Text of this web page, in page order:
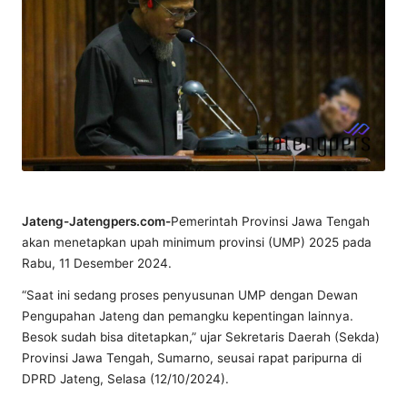
Jateng-Jatengpers.com-Pemerintah Provinsi Jawa Tengah
akan menetapkan upah minimum provinsi (UMP) 2025 pada
Rabu, 11 Desember 2024.
“Saat ini sedang proses penyusunan UMP dengan Dewan
Pengupahan Jateng dan pemangku kepentingan lainnya.
Besok sudah bisa ditetapkan,” ujar Sekretaris Daerah (Sekda)
Provinsi Jawa Tengah, Sumarno, seusai rapat paripurna di
DPRD Jateng, Selasa (12/10/2024).